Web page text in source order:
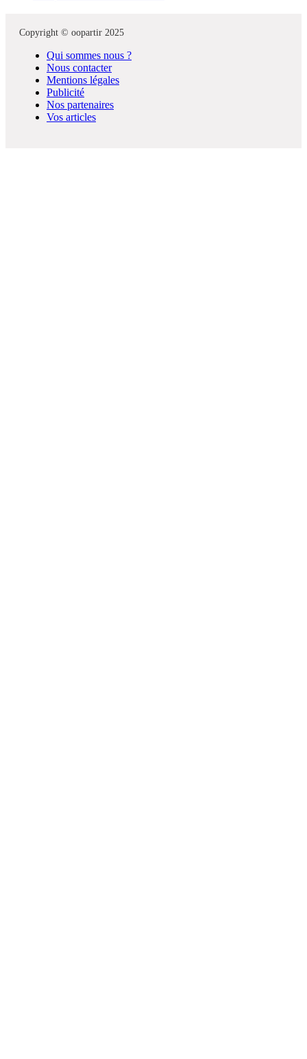
Copyright © oopartir 2025
Qui sommes nous ?
Nous contacter
Mentions légales
Publicité
Nos partenaires
Vos articles